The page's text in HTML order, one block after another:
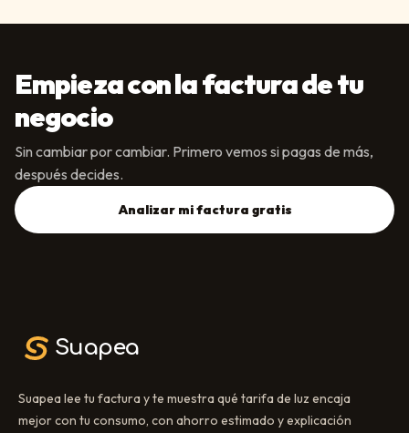
Empieza con la factura de tu
negocio
Sin cambiar por cambiar. Primero vemos si pagas de más,
después decides.
Analizar mi factura gratis
Suapea
Suapea lee tu factura y te muestra qué tarifa de luz encaja
mejor con tu consumo, con ahorro estimado y explicación